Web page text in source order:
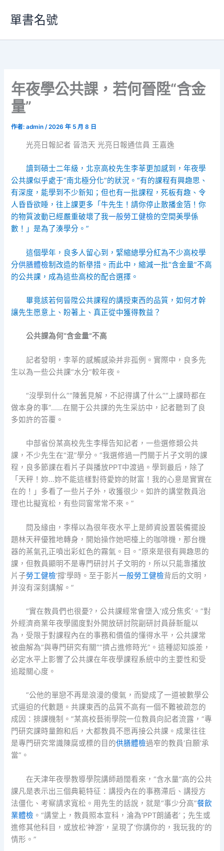
要
單書名號
年夜學公共課，若何晉陞“含金
量”
作者:admin/2026 年 5 月 8 日
光亮日報記者 晉浩天 光亮日報通信員 王嘉逸
讀到碩士二年級，北京高校先生李莘更加感到，年夜學
公共課似乎處于“南北極分化”的狀況。“有的課程有興趣思、
有深度，能學到不少新知；但也有一批課程，死板有趣、令
人昏昏欲睡，往上課更多「牛先生！請你停止散播金箔！你
的物質波動已經嚴重破壞了我一般勞工健檢的空間美學係
數！」是為了湊學分。”
這個學年，良多人留心到，緊縮總學分紅為不少高校學
分供膳體檢制改造的新舉措。而此中，縮減一批“含金量”不高
的公共課，成為這些高校的配合選擇。
畢竟該若何晉陞公共課程的講授東西的品質，如何才幹
讓先生愿意上、盼著上、真正從中獲得教益？
公共課為何“含金量”不高
記者發明，李莘的感觸感染并非孤例。實際中，良多先
生以為一些公共課“水分”較年夜。
“沒學到什么”“陳舊見解，不記得講了什么”“上課時都在
做本身的事”……在關于公共課的先生采訪中，記者聽到了良
多如許的答覆。
中部省份某高校先生李樺告知記者，一些選修類公共
課，不少先生在“混”學分。“我選修過一門關于片子文明的課
程，良多節課在看片子與播放PPT中渡過。學到最后，除了
「天秤！妳…妳不能這樣對待愛妳的財富！我的心意是實實在
在的！」多看了一些片子外，收獲很少。如許的講堂教員治
理也比擬寬松，有些同窗常常不來。”
問及緣由，李樺以為很年夜水平上是師資設置裝備擺設
題林天秤優雅地轉身，開始操作她吧檯上的咖啡機，那台機
器的蒸氣孔正噴出彩虹色的霧氣。目。“原來是很有興趣思的
課，但教員顯明不是專門研討片子文明的，所以只能靠播放
片子勞工健檢‘撐’學時。至于影片一般勞工健檢背后的文明，
并沒有深刻講解。”
“實在教員們也很憂?，公共課經常會墮入‘成分焦炙’。”對
外經濟商業年夜學國度對外開放研討院副研討員薛新龍以
為，受限于對課程內在的事務和價值的懂得水平，公共課常
被曲解為“與專門研究有關”“擠占進修時光”。這種認知誤差，
必定水平上影響了公共課在年夜學課程系統中的主要性和受
追蹤關心度。
“公他的單戀不再是浪漫的傻氣，而變成了一道被數學公
式逼迫的代數題。共課東西的品質不高有一個不難被疏忽的
成因：排課機制。”某高校藝術學院一位教員向記者流露，“專
門研究課時量飽和后，大都教員不愿再接公共課。成果往往
是專門研究常識陳腐或標的目的供膳體檢過窄的教員‘自願’承
當”。
在天津年夜學教導學院講師趙闊看來，“含水量”高的公共
課凡是表示出三個典範特征：講授內在的事務滯后、講授方
法僵化、考察請求寬松。用先生的話說，就是“事少分高”餐飲
業體檢 。“講堂上，教員照本宣科，淪為‘PPT朗誦者’；先生或
進修其他科目，或放松‘神游’，呈現了‘你講你的，我玩我的’的
情形。”